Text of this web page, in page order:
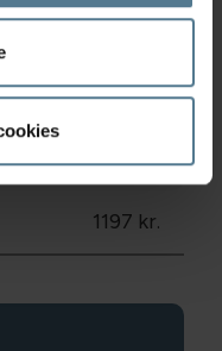
kremering.
urne tilbydes.
1197 kr.